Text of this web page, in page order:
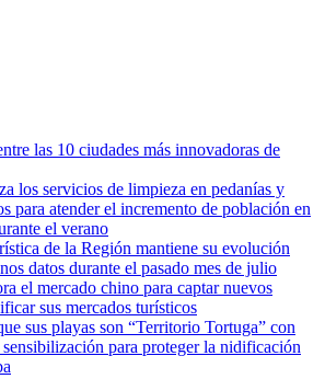
las 10 ciudades más innovadoras de
los servicios de limpieza en pedanías y
para atender el incremento de población en
el verano
de la Región mantiene su evolución
datos durante el pasado mes de julio
el mercado chino para captar nuevos
sus mercados turísticos
sus playas son “Territorio Tortuga” con
sensibilización para proteger la nidificación